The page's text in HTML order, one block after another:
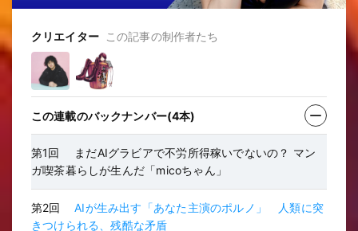
クリエイター この記事の制作者たち
この連載のバックナンバー(4本)
第1回
まだAIグラビアで不労所得稼いでないの？ マン
ガ喫茶暮らしが生んだ「micoちゃん」
第2回
AIが生み出す「あなた主演のポルノ」 人類に突
きつけられる、残酷な矛盾